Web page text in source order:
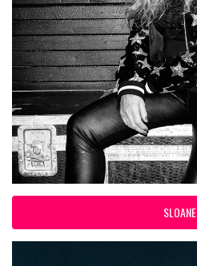
SLOANE